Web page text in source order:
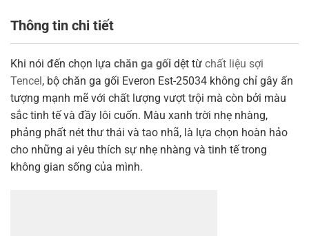
Thông tin chi tiết
Khi nói đến chọn lựa chăn ga gối dệt từ chất liệu sợi
Tencel, bộ chăn ga gối Everon Est-25034 không chỉ gây ấn
tượng mạnh mẽ với chất lượng vượt trội mà còn bởi màu
sắc tinh tế và đầy lôi cuốn. Màu xanh trời nhẹ nhàng,
phảng phất nét thư thái và tao nhã, là lựa chọn hoàn hảo
cho những ai yêu thích sự nhẹ nhàng và tinh tế trong
không gian sống của mình.